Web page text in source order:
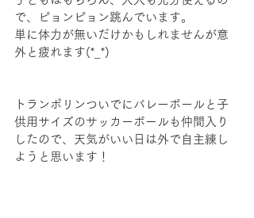
で、ピョンピョン跳んでいます。
単に体力が無いだけかもしれませんが意
外と疲れます(*_*)
トランポリンついでにバレーボールと子
供用サイズのサッカーボールも仲間入り
したので、天気がいい日は外で自主練し
ようと思います！